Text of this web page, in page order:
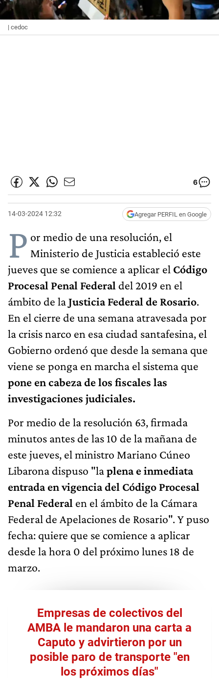
| cedoc
6
14-03-2024 12:32 Agregar PERFIL en Google
P or medio de una resolución, el
Ministerio de Justicia estableció este
jueves que se comience a aplicar el Código
Procesal Penal Federal del 2019 en el
ámbito de laJusticia Federal de Rosario.
En el cierre de una semana atravesada por
la crisis narco en esa ciudad santafesina, el
Gobierno ordenó que desde la semana que
viene se ponga en marcha el sistema que
pone en cabeza de los fiscales las
investigaciones judiciales.
Por medio de la resolución 63, firmada
minutos antes de las 10 de la mañana de
este jueves, el ministro Mariano Cúneo
Libarona dispuso "laplena e inmediata
entrada en vigencia del Código Procesal
Penal Federal en el ámbito de la Cámara
Federal de Apelaciones de Rosario". Y puso
fecha: quiere que se comience a aplicar
desde la hora 0 del próximo lunes 18 de
marzo.
Empresas de colectivos del
AMBA le mandaron una carta a
Caputo y advirtieron por un
posible paro de transporte "en
los próximos días"